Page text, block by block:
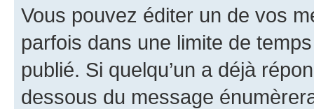
Vous pouvez éditer un de vos
parfois dans une limite de
publié. Si quelqu’un a déjà
dessous du message